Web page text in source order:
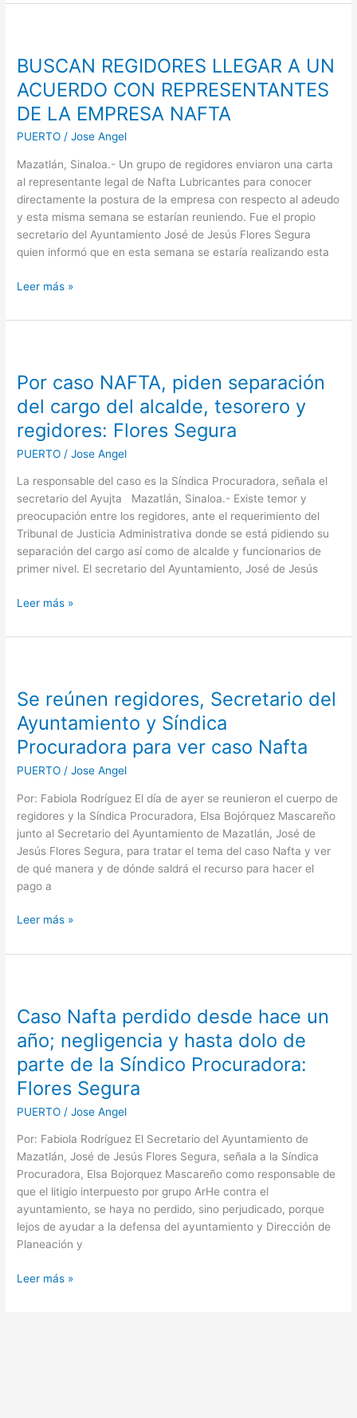
BUSCAN REGIDORES LLEGAR A UN
ACUERDO CON REPRESENTANTES
DE LA EMPRESA NAFTA
PUERTO /Jose Angel
Mazatlán, Sinaloa.- Un grupo de regidores enviaron una carta
al representante legal de Nafta Lubricantes para conocer
directamente la postura de la empresa con respecto al adeudo
y esta misma semana se estarían reuniendo. Fue el propio
secretario del Ayuntamiento José de Jesús Flores Segura
quien informó que en esta semana se estaría realizando esta
LLEGAR
A
UN
ACUERDO
CON
DE
LA
EMPRESA
NAFTA
Leer más »
Por caso NAFTA, piden separación
del cargo del alcalde, tesorero y
regidores: Flores Segura
PUERTO /Jose Angel
La responsable del caso es la Síndica Procuradora, señala el
secretario del Ayujta Mazatlán, Sinaloa.- Existe temor y
preocupación entre los regidores, ante el requerimiento del
Tribunal de Justicia Administrativa donde se está pidiendo su
separación del cargo así como de alcalde y funcionarios de
primer nivel. El secretario del Ayuntamiento, José de Jesús
NAFTA,
piden
separación
del
cargo
alcalde,
tesorero
y
regidores:
Flores
Segura
Leer más »
Se reúnen regidores, Secretario del
Ayuntamiento y Síndica
Procuradora para ver caso Nafta
PUERTO /Jose Angel
Por: Fabiola Rodríguez El día de ayer se reunieron el cuerpo de
regidores y la Síndica Procuradora, Elsa Bojórquez Mascareño
junto al Secretario del Ayuntamiento de Mazatlán, José de
Jesús Flores Segura, para tratar el tema del caso Nafta y ver
de qué manera y de dónde saldrá el recurso para hacer el
pago a
regidores,
Secretario
del
Ayuntamiento
y
Procuradora
para
ver
caso
Nafta
Leer más »
Caso Nafta perdido desde hace un
año; negligencia y hasta dolo de
parte de la Síndico Procuradora:
Flores Segura
PUERTO /Jose Angel
Por: Fabiola Rodríguez El Secretario del Ayuntamiento de
Mazatlán, José de Jesús Flores Segura, señala a la Síndica
Procuradora, Elsa Bojorquez Mascareño como responsable de
que el litigio interpuesto por grupo ArHe contra el
ayuntamiento, se haya no perdido, sino perjudicado, porque
lejos de ayudar a la defensa del ayuntamiento y Dirección de
Planeación y
perdido
desde
hace
un
año;
y
hasta
dolo
de
parte
de
la
Síndico
Flores
Leer más »